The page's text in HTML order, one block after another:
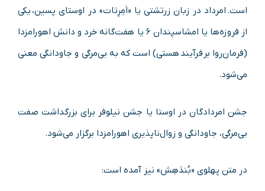
است. امرداد در زبان زرتشتی یا «اَمِرِتات» در اوستای پسین، یکی
از فروزه‌ها یا امشاسپندان ۶ یا هفت‌گانه خرد و دانش اهورامزدا
(فرمان‌روا بر فرآیند هستی) است که به بی‌مرگی و جاودانگی معنی
می‌شود.
جشن امردادگان در اوستا یا جشن نیلوفر برای بزرگداشت صفت
بی‌مرگی، جاودانگی و زوال‌ناپذیری اهورامزدا برگزار می‌شود.
در متن پهلوی «بُندَهِش» نیز آمده است: